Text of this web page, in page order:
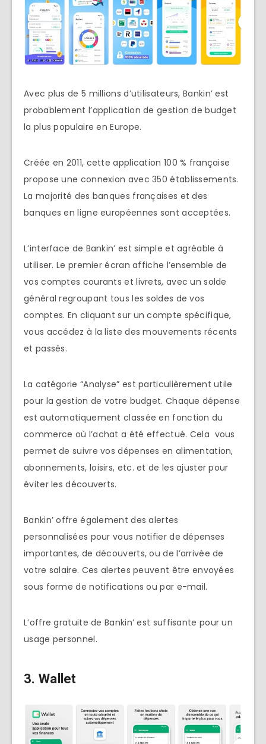
Avec plus de 5 millions d’utilisateurs, Bankin’ est
probablement l’application de gestion de budget
la plus populaire en Europe.
Créée en 2011, cette application 100 % française
propose une connexion avec 350 établissements.
La majorité des banques françaises et des
banques en ligne européennes sont acceptées.
L’interface de Bankin’ est simple et agréable à
utiliser. Le premier écran affiche l’ensemble de
vos comptes courants et livrets, avec un solde
général regroupant tous les soldes de vos
comptes. En cliquant sur un compte spécifique,
vous accédez à la liste des mouvements récents
et passés.
La catégorie “Analyse” est particulièrement utile
pour la gestion de votre budget. Chaque dépense
est automatiquement classée en fonction du
commerce où l’achat a été effectué. Cela vous
permet de suivre vos dépenses en alimentation,
abonnements, loisirs, etc. et de les ajuster pour
éviter les découverts.
Bankin’ offre également des alertes
personnalisées pour vous notifier de dépenses
importantes, de découverts, ou de l’arrivée de
votre salaire. Ces alertes peuvent être envoyées
sous forme de notifications ou par e-mail.
L’offre gratuite de Bankin’ est suffisante pour un
usage personnel.
3. Wallet